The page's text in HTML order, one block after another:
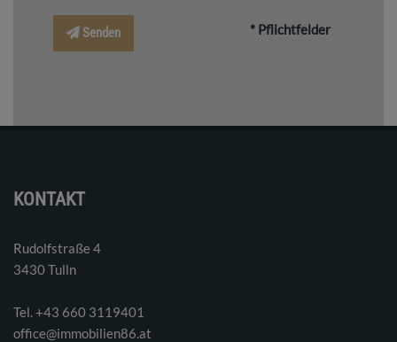
Senden * Pflichtfelder
KONTAKT
Rudolfstraße 4
3430 Tulln
Tel. ‭+43 660 3119401‬
office@immobilien86.at